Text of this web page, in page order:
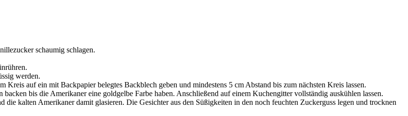
schaumig schlagen.
werden.
auf ein mit Backpapier belegtes Backblech geben und mindestens 5 cm Abstand bis zum nächsten Kreis lassen.
bis die Amerikaner eine goldgelbe Farbe haben. Anschließend auf einem Kuchengitter vollständig auskühlen lassen.
die kalten Amerikaner damit glasieren. Die Gesichter aus den Süßigkeiten in den noch feuchten Zuckerguss legen und trocknen